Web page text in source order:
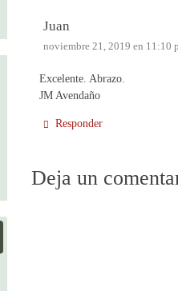
Juan
noviembre 21, 2019 en 11:10
Excelente. Abrazo.
JM Avendaño
Responder
Deja un